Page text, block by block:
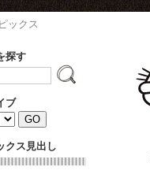
ックス
探す
ブ
クス見出し